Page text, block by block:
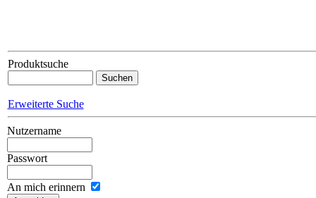
Produktsuche
Erweiterte Suche
Nutzername
Passwort
An mich erinnern